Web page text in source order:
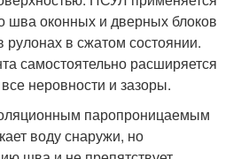
шва оконных и дверных блоков
в сжатом состоянии.
самостоятельно расширяется
неровности и зазоры.
паропроницаемым
воду снаружи, но